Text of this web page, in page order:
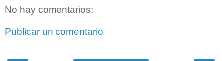
No hay comentarios:
Publicar un comentario